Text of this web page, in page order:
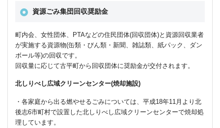
資源ごみ集団回収奨励金
町内会、女性団体、PTAなどの住民団体(回収団体)と資源回収業者
が実施する資源物(缶類・びん類・新聞、雑誌類、紙パック、ダン
ボール等)の回収です。
回収量に応じて古平町から回収団体に奨励金が交付されます。
北しりべし広域クリーンセンター(焼却施設)
・各家庭から出る燃やせるごみについては、平成18年11月より北
後志6市町村で設置した北しりべし広域クリーンセンターで焼却処
理しています。